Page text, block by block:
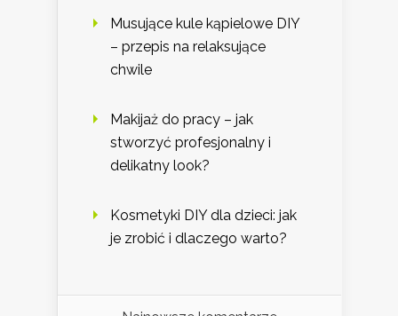
Musujące kule kąpielowe DIY
– przepis na relaksujące
chwile
Makijaż do pracy – jak
stworzyć profesjonalny i
delikatny look?
Kosmetyki DIY dla dzieci: jak
je zrobić i dlaczego warto?